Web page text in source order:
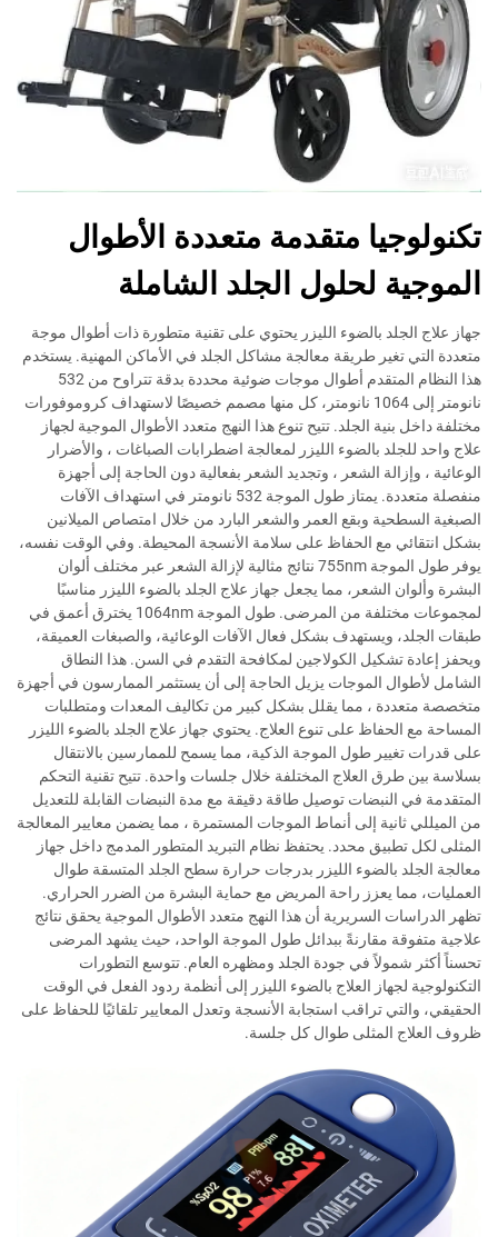
تكنولوجيا متقدمة متعددة الأطوال
الموجية لحلول الجلد الشاملة
جهاز علاج الجلد بالضوء الليزر يحتوي على تقنية متطورة ذات أطوال موجة
متعددة التي تغير طريقة معالجة مشاكل الجلد في الأماكن المهنية. يستخدم
هذا النظام المتقدم أطوال موجات ضوئية محددة بدقة تتراوح من 532
نانومتر إلى 1064 نانومتر، كل منها مصمم خصيصًا لاستهداف كروموفورات
مختلفة داخل بنية الجلد. تتيح تنوع هذا النهج متعدد الأطوال الموجية لجهاز
علاج واحد للجلد بالضوء الليزر لمعالجة اضطرابات الصباغات ، والأضرار
الوعائية ، وإزالة الشعر ، وتجديد الشعر بفعالية دون الحاجة إلى أجهزة
منفصلة متعددة. يمتاز طول الموجة 532 نانومتر في استهداف الآفات
الصبغية السطحية وبقع العمر والشعر البارد من خلال امتصاص الميلانين
بشكل انتقائي مع الحفاظ على سلامة الأنسجة المحيطة. وفي الوقت نفسه،
يوفر طول الموجة 755nm نتائج مثالية لإزالة الشعر عبر مختلف ألوان
البشرة وألوان الشعر، مما يجعل جهاز علاج الجلد بالضوء الليزر مناسبًا
لمجموعات مختلفة من المرضى. طول الموجة 1064nm يخترق أعمق في
طبقات الجلد، ويستهدف بشكل فعال الآفات الوعائية، والصبغات العميقة،
ويحفز إعادة تشكيل الكولاجين لمكافحة التقدم في السن. هذا النطاق
الشامل لأطوال الموجات يزيل الحاجة إلى أن يستثمر الممارسون في أجهزة
متخصصة متعددة ، مما يقلل بشكل كبير من تكاليف المعدات ومتطلبات
المساحة مع الحفاظ على تنوع العلاج. يحتوي جهاز علاج الجلد بالضوء الليزر
على قدرات تغيير طول الموجة الذكية، مما يسمح للممارسين بالانتقال
بسلاسة بين طرق العلاج المختلفة خلال جلسات واحدة. تتيح تقنية التحكم
المتقدمة في النبضات توصيل طاقة دقيقة مع مدة النبضات القابلة للتعديل
من الميللي ثانية إلى أنماط الموجات المستمرة ، مما يضمن معايير المعالجة
المثلى لكل تطبيق محدد. يحتفظ نظام التبريد المتطور المدمج داخل جهاز
معالجة الجلد بالضوء الليزر بدرجات حرارة سطح الجلد المتسقة طوال
العمليات، مما يعزز راحة المريض مع حماية البشرة من الضرر الحراري.
تظهر الدراسات السريرية أن هذا النهج متعدد الأطوال الموجية يحقق نتائج
علاجية متفوقة مقارنةً ببدائل طول الموجة الواحد، حيث يشهد المرضى
تحسناً أكثر شمولاً في جودة الجلد ومظهره العام. تتوسع التطورات
التكنولوجية لجهاز العلاج بالضوء الليزر إلى أنظمة ردود الفعل في الوقت
الحقيقي، والتي تراقب استجابة الأنسجة وتعدل المعايير تلقائيًا للحفاظ على
ظروف العلاج المثلى طوال كل جلسة.